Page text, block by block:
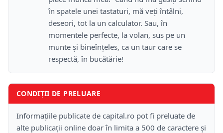
în spatele unei tastaturi, mă veţi întâlni,
deseori, tot la un calculator. Sau, în
momentele perfecte, la volan, sus pe un
munte şi bineînţeles, ca un taur care se
respectă, în bucătărie!
CONDIȚII DE PRELUARE
Informațiile publicate de capital.ro pot fi preluate de
alte publicații online doar în limita a 500 de caractere și